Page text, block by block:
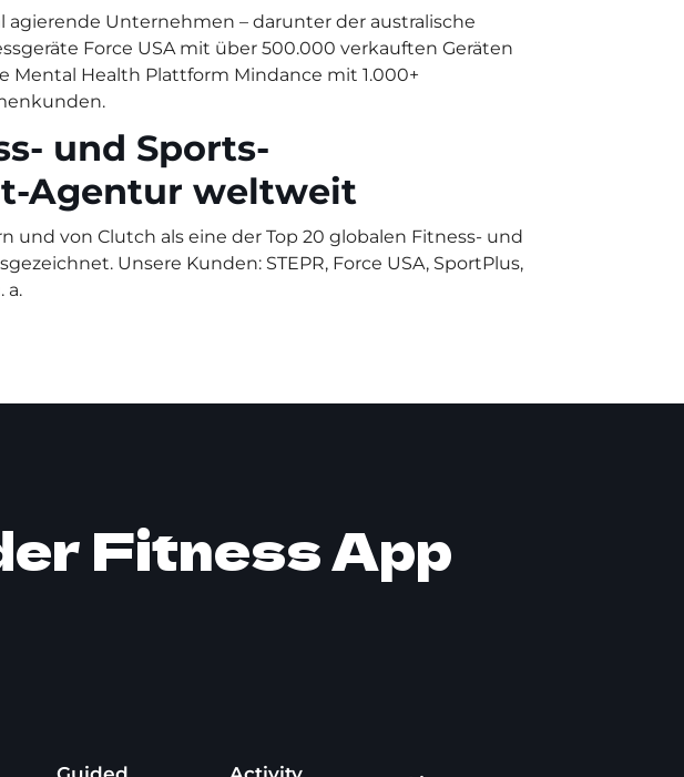
agierende Unternehmen – darunter der australische
Force USA mit über 500.000 verkauften Geräten
Mental Health Plattform Mindance mit 1.000+
und Sports-
Agentur weltweit
und von Clutch als eine der Top 20 globalen Fitness- und
Unsere Kunden: STEPR, Force USA, SportPlus,
a.
Fitness App